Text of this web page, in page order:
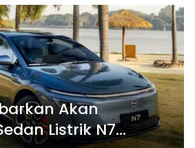
Akan
Listrik N7